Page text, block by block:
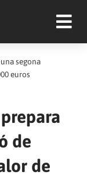
segona
euros
de
de